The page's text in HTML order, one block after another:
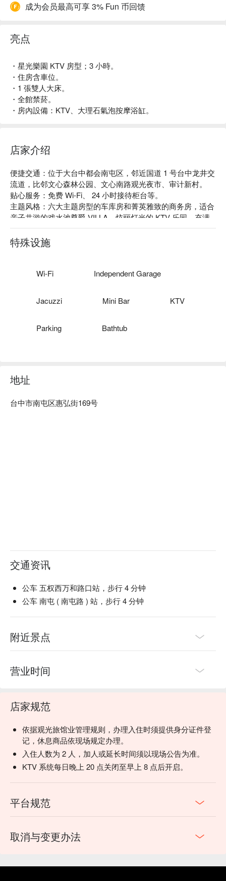
成为会员最高可享 3% Fun 币回馈
亮点
・星光樂園 KTV 房型；3 小時。
・住房含車位。
・1 張雙人大床。
・全館禁菸。
・房內設備：KTV、大理石氣泡按摩浴缸。
店家介绍
便捷交通：位于大台中都会南屯区，邻近国道 1 号台中龙井交
流道，比邻文心森林公园、文心南路观光夜市、审计新村。
贴心服务：免费 Wi-Fi、 24 小时接待柜台等。
主题风格：六大主题房型的车库房和菁英雅致的商务房，适合
亲子共游的戏水池尊爵 VILLA、炫丽灯光的 KTV 乐园、充满
旅游气息的峇里享乐殿堂、充斥异国风味的浓情异境、走入仙
人掌实境的城情丽致、享受顶级奢华时尚的都会摩登，每间房
间皆充斥着浓厚的异国情调，奢华时尚兼具，处处令人惊艳！
特殊设施
Wi-Fi Independent Garage
Jacuzzi Mini Bar KTV
Parking Bathtub
地址
台中市南屯区惠弘街169号
交通资讯
公车 五权西万和路口站，步行 4 分钟
公车 南屯 ( 南屯路 ) 站，步行 4 分钟
附近景点
营业时间
店家规范
依据观光旅馆业管理规则，办理入住时须提供身分证件登
记，休息商品依现场规定办理。
入住人数为 2 人，加人或延长时间须以现场公告为准。
KTV 系统每日晚上 20 点关闭至早上 8 点后开启。
平台规范
取消与变更办法